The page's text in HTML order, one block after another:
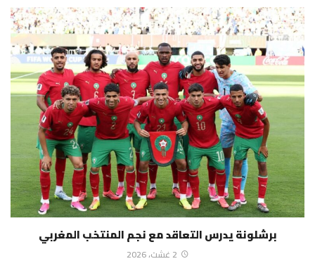
برشلونة يدرس التعاقد مع نجم المنتخب المغربي
2 غشت، 2026